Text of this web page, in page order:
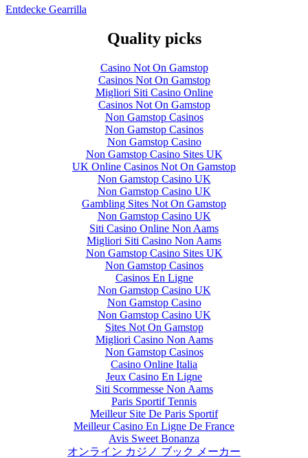
Entdecke Gearrilla
Quality picks
Casino Not On Gamstop
Casinos Not On Gamstop
Migliori Siti Casino Online
Casinos Not On Gamstop
Non Gamstop Casinos
Non Gamstop Casinos
Non Gamstop Casino
Non Gamstop Casino Sites UK
UK Online Casinos Not On Gamstop
Non Gamstop Casino UK
Non Gamstop Casino UK
Gambling Sites Not On Gamstop
Non Gamstop Casino UK
Siti Casino Online Non Aams
Migliori Siti Casino Non Aams
Non Gamstop Casino Sites UK
Non Gamstop Casinos
Casinos En Ligne
Non Gamstop Casino UK
Non Gamstop Casino
Non Gamstop Casino UK
Sites Not On Gamstop
Migliori Casino Non Aams
Non Gamstop Casinos
Casino Online Italia
Jeux Casino En Ligne
Siti Scommesse Non Aams
Paris Sportif Tennis
Meilleur Site De Paris Sportif
Meilleur Casino En Ligne De France
Avis Sweet Bonanza
オンライン カジノ ブック メーカー